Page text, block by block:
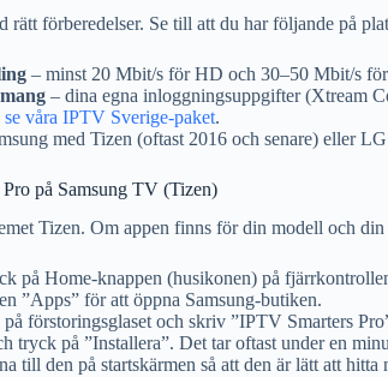
rätt förberedelser. Se till att du har följande på
– minst 20 Mbit/s för HD och 30–50 Mbit/s
– dina egna inloggningsuppgifter (Xtream
se våra IPTV Sverige-paket.
med Tizen (oftast 2016 och senare) eller
på Samsung TV (Tizen)
Tizen. Om appen finns för din modell och
på Home-knappen (husikonen) på
”Apps” för att öppna Samsung-butiken.
förstoringsglaset och skriv ”IPTV Smarters
tryck på ”Installera”. Det tar oftast under en
till den på startskärmen så att den är lätt att hitta